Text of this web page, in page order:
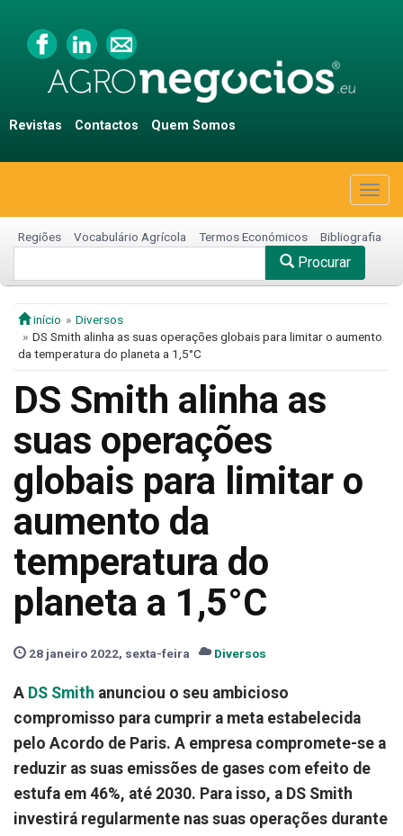
Revistas Contactos Quem Somos
Regiões Vocabulário Agrícola Termos Económicos Bibliografia
Procurar
início
Diversos
DS Smith alinha as suas operações globais para limitar o aumento
da temperatura do planeta a 1,5°C
DS Smith alinha as
suas operações
globais para limitar o
aumento da
temperatura do
planeta a 1,5°C
28 janeiro 2022, sexta-feira Diversos
A DS Smith anunciou o seu ambicioso
compromisso para cumprir a meta estabelecida
pelo Acordo de Paris. A empresa compromete-se a
reduzir as suas emissões de gases com efeito de
estufa em 46%, até 2030. Para isso, a DS Smith
investirá regularmente nas suas operações durante